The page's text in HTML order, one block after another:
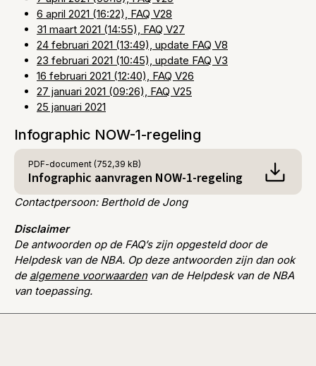
6 april 2021 (16:22), FAQ V28
31 maart 2021 (14:55), FAQ V27
24 februari 2021 (13:49), update FAQ V8
23 februari 2021 (10:45), update FAQ V3
16 februari 2021 (12:40), FAQ V26
27 januari 2021 (09:26), FAQ V25
25 januari 2021
Infographic NOW-1-regeling
PDF-document (752,39 kB)
Infographic aanvragen NOW-1-regeling
Contactpersoon: Berthold de Jong
Disclaimer
De antwoorden op de FAQ’s zijn opgesteld door de
Helpdesk van de NBA. Op deze antwoorden zijn dan ook
de algemene voorwaardenvan de Helpdesk van de NBA
van toepassing.